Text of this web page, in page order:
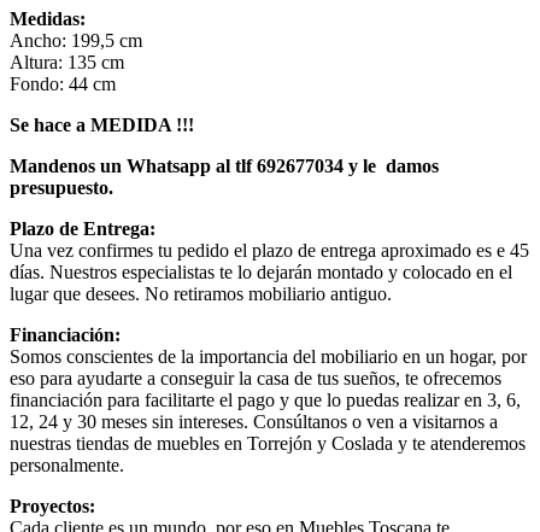
Medidas:
Ancho: 199,5 cm
Altura: 135 cm
Fondo: 44 cm
Se hace a MEDIDA !!!
Mandenos un Whatsapp al tlf 692677034 y le damos
presupuesto.
Plazo de Entrega:
Una vez confirmes tu pedido el plazo de entrega aproximado es e 45
días. Nuestros especialistas te lo dejarán montado y colocado en el
lugar que desees. No retiramos mobiliario antiguo.
Financiación:
Somos conscientes de la importancia del mobiliario en un hogar, por
eso para ayudarte a conseguir la casa de tus sueños, te ofrecemos
financiación para facilitarte el pago y que lo puedas realizar en 3, 6,
12, 24 y 30 meses sin intereses. Consúltanos o ven a visitarnos a
nuestras tiendas de muebles en Torrejón y Coslada y te atenderemos
personalmente.
Proyectos: